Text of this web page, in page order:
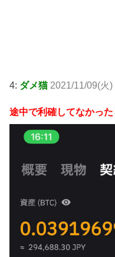
4: ダメ猫 2021/11/09(火
途中で利確してなかった